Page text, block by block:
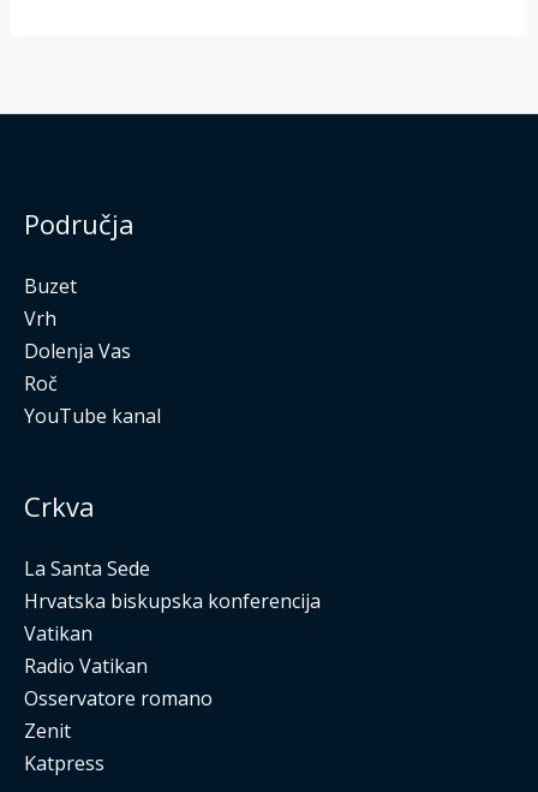
Područja
Buzet
Vrh
Dolenja Vas
Roč
YouTube kanal
Crkva
La Santa Sede
Hrvatska biskupska konferencija
Vatikan
Radio Vatikan
Osservatore romano
Zenit
Katpress